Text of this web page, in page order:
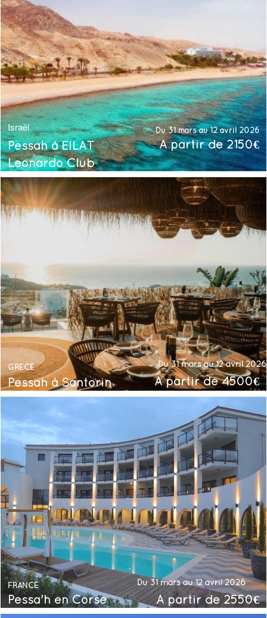
Israël
Pessah à EILAT
Leonardo Club
Du 31 mars au 12 avril 2026
À partir de 2150€
GRÈCE Du 31 mars au 12 avril 2026
Pessah à Santorin À partir de 4500€
FRANCE Du 31 mars au 12 avril 2026
Pessa'h en Corse À partir de 2550€